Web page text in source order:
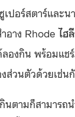
ปอร์สตาร์และ
ำอาง Rhodeไฮ
องกิน พร้อมแช
ส่วนตัวด้วยเช่น
นตามก็สามารถ